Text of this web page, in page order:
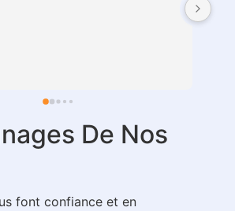
De Nos
font confiance et en